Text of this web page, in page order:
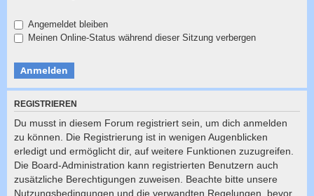
Angemeldet bleiben
Meinen Online-Status während dieser Sitzung verbergen
REGISTRIEREN
Du musst in diesem Forum registriert sein, um dich anmelden
zu können. Die Registrierung ist in wenigen Augenblicken
erledigt und ermöglicht dir, auf weitere Funktionen zuzugreifen.
Die Board-Administration kann registrierten Benutzern auch
zusätzliche Berechtigungen zuweisen. Beachte bitte unsere
Nutzungsbedingungen und die verwandten Regelungen, bevor